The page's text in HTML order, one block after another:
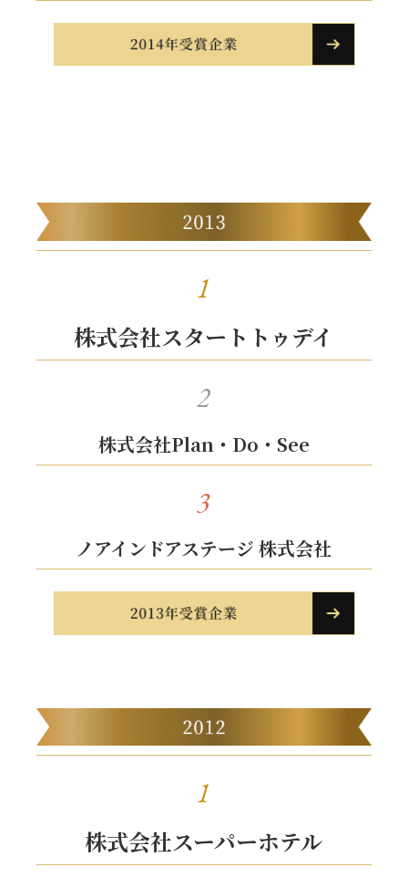
1
株式会社スタートトゥデイ
2
株式会社Plan・Do・See
3
ノアインドアステージ 株式会社
1
株式会社スーパーホテル